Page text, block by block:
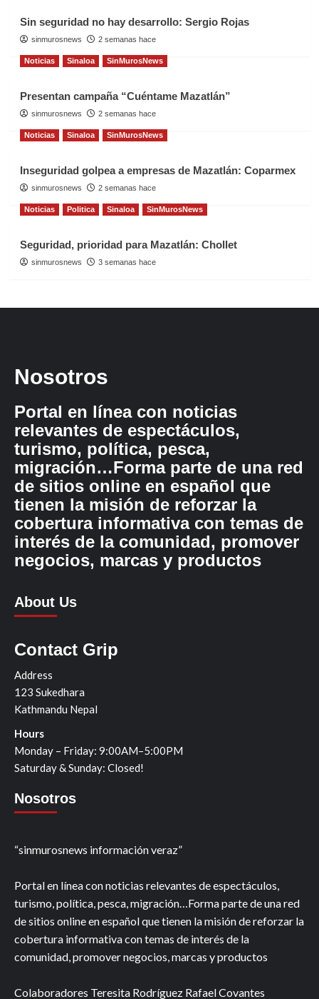
Sin seguridad no hay desarrollo: Sergio Rojas
sinmurosnews 2 semanas hace
Noticias Sinaloa SinMurosNews
Presentan campaña “Cuéntame Mazatlán”
sinmurosnews 2 semanas hace
Noticias Sinaloa SinMurosNews
Inseguridad golpea a empresas de Mazatlán: Coparmex
sinmurosnews 2 semanas hace
Noticias Politica Sinaloa SinMurosNews
Seguridad, prioridad para Mazatlán: Chollet
sinmurosnews 3 semanas hace
Nosotros
Portal en línea con noticias
relevantes de espectáculos,
turismo, política, pesca,
migración…Forma parte de una red
de sitios online en español que
tienen la misión de reforzar la
cobertura informativa con temas de
interés de la comunidad, promover
negocios, marcas y productos
About Us
Contact Grip
Address
123 Sukedhara
Kathmandu Nepal
Hours
Monday – Friday: 9:00AM–5:00PM
Saturday & Sunday: Closed!
Nosotros
“sinmurosnews información veraz”
Portal en línea con noticias relevantes de espectáculos,
turismo, política, pesca, migración…Forma parte de una red
de sitios online en español que tienen la misión de reforzar la
cobertura informativa con temas de interés de la
comunidad, promover negocios, marcas y productos
Colaboradores Teresita Rodríguez Rafael Covantes